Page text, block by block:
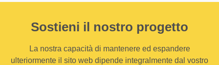
Sostieni il nostro progetto
La nostra capacità di mantenere ed espandere
ulteriormente il sito web dipende integralmente dal vostro